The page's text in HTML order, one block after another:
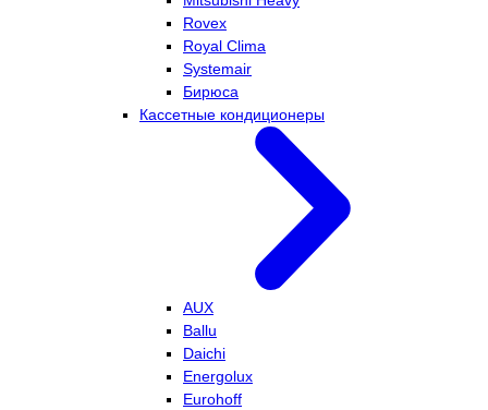
Rovex
Royal Clima
Systemair
Бирюса
Кассетные кондиционеры
AUX
Ballu
Daichi
Energolux
Eurohoff